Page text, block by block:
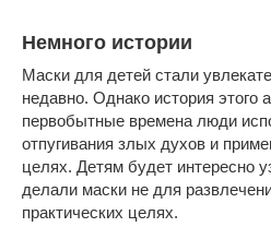
Немного истории
Маски для детей стали
недавно. Однако история этого
первобытные времена люди
отпугивания злых духов и
целях. Детям будет интересно
делали маски не для
практических целях.